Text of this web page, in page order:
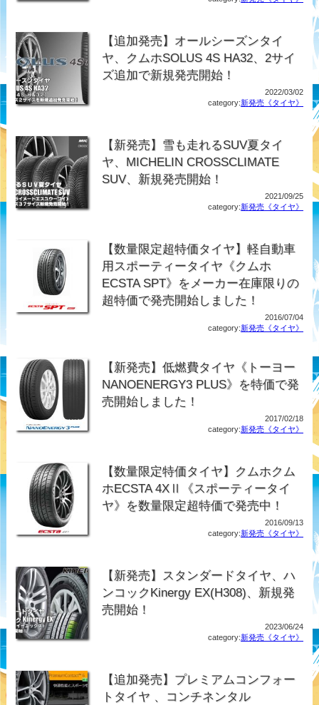
【追加発売】オールシーズンタイ
ヤ、クムホSOLUS 4S HA32、2サイ
ズ追加で新規発売開始！
2022/03/02
category:新発売《タイヤ》
【新発売】雪も走れるSUV夏タイ
ヤ、MICHELIN CROSSCLIMATE
SUV、新規発売開始！
2021/09/25
category:新発売《タイヤ》
【数量限定超特価タイヤ】軽自動車
用スポーティータイヤ《クムホ
ECSTA SPT》をメーカー在庫限りの
超特価で発売開始しました！
2016/07/04
category:新発売《タイヤ》
【新発売】低燃費タイヤ《トーヨー
NANOENERGY3 PLUS》を特価で発
売開始しました！
2017/02/18
category:新発売《タイヤ》
【数量限定特価タイヤ】クムホクム
ホECSTA 4XⅡ《スポーティータイ
ヤ》を数量限定超特価で発売中！
2016/09/13
category:新発売《タイヤ》
【新発売】スタンダードタイヤ、ハ
ンコックKinergy EX(H308)、新規発
売開始！
2023/06/24
category:新発売《タイヤ》
【追加発売】プレミアムコンフォー
トタイヤ 、コンチネンタル